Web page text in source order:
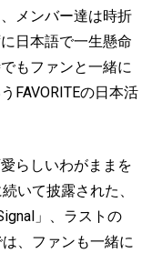
メンバー達は時折
日本語で一生懸命
もファンと一緒に
FAVORITEの日本活
らしいわがままを
続いて披露された、
」、ラストの
は、ファンも一緒に